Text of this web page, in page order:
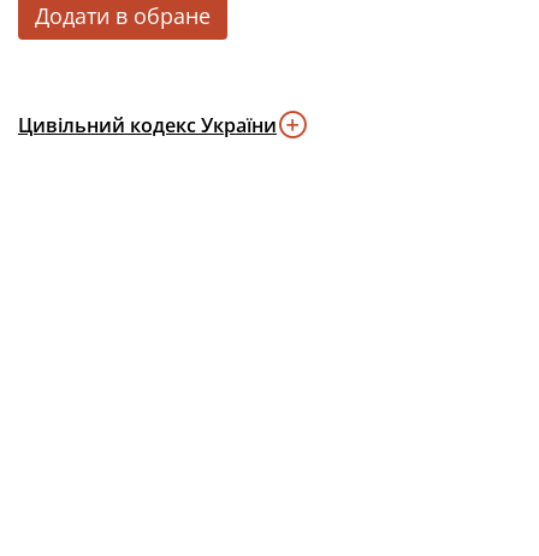
Додати в обране
Цивільний кодекс України